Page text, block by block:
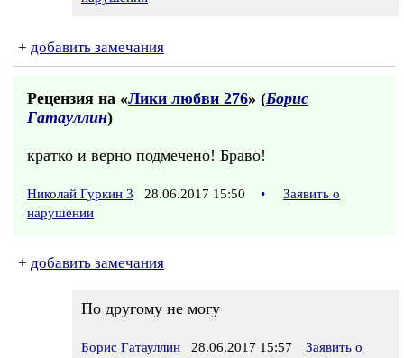
+ добавить замечания
Рецензия на «Лики любви 276» (Борис
Гатауллин)
кратко и верно подмечено! Браво!
Николай Гуркин 3 28.06.2017 15:50 •
Заявить о
нарушении
+ добавить замечания
По другому не могу
Борис Гатауллин 28.06.2017 15:57
Заявить о